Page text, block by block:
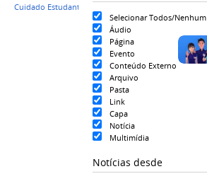
Selecionar Todos/Nenhum
Áudio
Página
Evento
Conteúdo Externo
Arquivo
Pasta
Link
Capa
Notícia
Multimídia
Notícias desde
Cuidado Estudantil